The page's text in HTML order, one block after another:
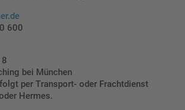
600
bei München
per Transport- oder Frachtdienst
Hermes.